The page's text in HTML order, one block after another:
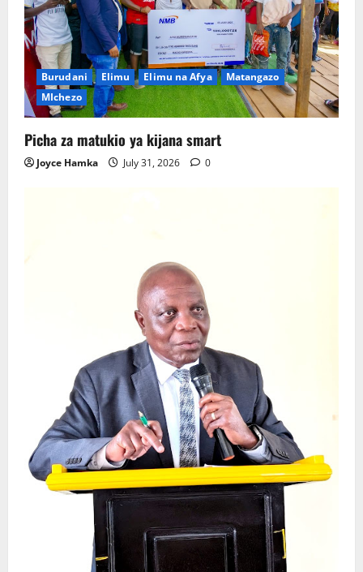
Burudani Elimu Elimu na Afya
Matangazo
MIchezo
Picha za matukio ya kijana smart
Joyce Hamka July 31, 2026 0